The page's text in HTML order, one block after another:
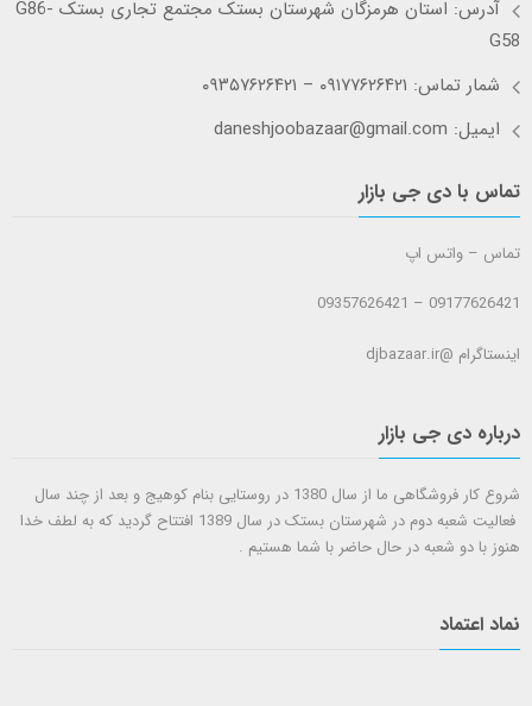
آدرس: استان هرمزگان شهرستان بستک مجتمع تجاری بستک G86-
G58
شمار تماس: ۰۹۱۷۷۶۲۶۴۲۱ – ۰۹۳۵۷۶۲۶۴۲۱
ایمیل: daneshjoobazaar@gmail.com
تماس با دی جی بازار
تماس – واتس اپ
09177626421 – 09357626421
اینستاگرام @djbazaar.ir
درباره دی جی بازار
شروع کار فروشگاهی ما از سال 1380 در روستایی بنام کوهیج و بعد از چند سال
فعالیت شعبه دوم در شهرستان بستک در سال 1389 افتتاح گردید که به لطف خدا
هنوز با دو شعبه در حال حاضر با شما هستيم .
نماد اعتماد